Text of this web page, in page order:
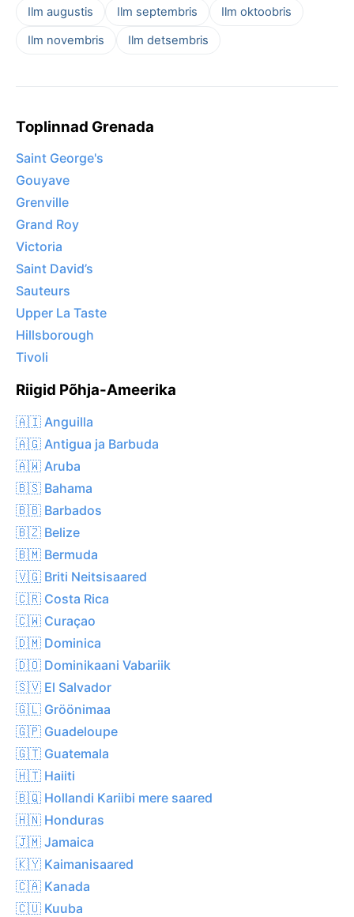
Ilm augustis Ilm septembris
Ilm oktoobris
Ilm novembris
Ilm detsembris
Toplinnad Grenada
Saint George's
Gouyave
Grenville
Grand Roy
Victoria
Saint David’s
Sauteurs
Upper La Taste
Hillsborough
Tivoli
Riigid Põhja-Ameerika
🇦🇮 Anguilla
🇦🇬 Antigua ja Barbuda
🇦🇼 Aruba
🇧🇸 Bahama
🇧🇧 Barbados
🇧🇿 Belize
🇧🇲 Bermuda
🇻🇬 Briti Neitsisaared
🇨🇷 Costa Rica
🇨🇼 Curaçao
🇩🇲 Dominica
🇩🇴 Dominikaani Vabariik
🇸🇻 El Salvador
🇬🇱 Gröönimaa
🇬🇵 Guadeloupe
🇬🇹 Guatemala
🇭🇹 Haiiti
🇧🇶 Hollandi Kariibi mere saared
🇭🇳 Honduras
🇯🇲 Jamaica
🇰🇾 Kaimanisaared
🇨🇦 Kanada
🇨🇺 Kuuba